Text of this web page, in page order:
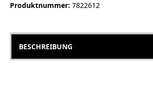
Produktnummer: 7822612
BESCHREIBUNG